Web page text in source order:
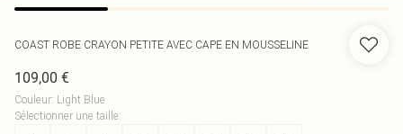
COAST ROBE CRAYON PETITE AVEC CAPE EN MOUSSELINE
109,00 €
Couleur: Light Blue
Sélectionner une taille: